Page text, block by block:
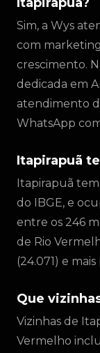
Sim, a Wys
com
crescimento.
dedicada em
atendimento
WhatsApp
Itapirapuã
Itapirapuã
do IBGE, e
entre os 246
de Rio
(24.071) e
Que
Vizinhas de
Vermelho